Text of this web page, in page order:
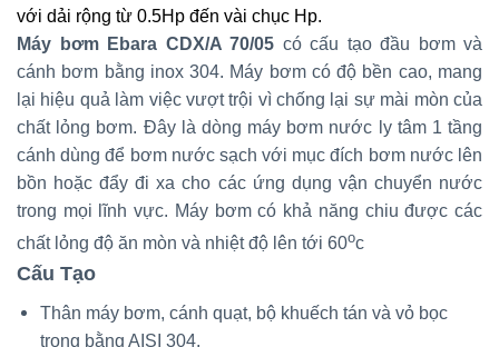
với dải rộng từ 0.5Hp đến vài chục Hp.
Máy bơm Ebara CDX/A 70/05 có cấu tạo đầu bơm và
cánh bơm bằng inox 304. Máy bơm có độ bền cao, mang
lại hiệu quả làm việc vượt trội vì chống lại sự mài mòn của
chất lỏng bơm. Đây là dòng máy bơm nước ly tâm 1 tầng
cánh dùng để bơm nước sạch với mục đích bơm nước lên
bồn hoặc đẩy đi xa cho các ứng dụng vận chuyển nước
trong mọi lĩnh vực. Máy bơm có khả năng chiu được các
chất lỏng độ ăn mòn và nhiệt độ lên tới 60oc
Cấu Tạo
Thân máy bơm, cánh quạt, bộ khuếch tán và vỏ bọc
trong bằng AISI 304.